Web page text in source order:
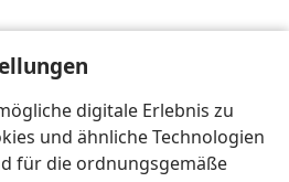
digitale Erlebnis zu
und ähnliche Technologien
für die ordnungsgemäße
auf umfangreichen
manchmal jedoch nur eine von